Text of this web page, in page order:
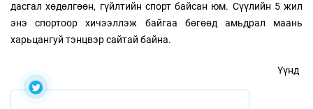
дасгал хөдөлгөөн, гүйлтийн спорт байсан юм. Сүүлийн 5 жил
энэ спортоор хичээллэж байгаа бөгөөд амьдрал маань
харьцангуй тэнцвэр сайтай байна.
Үүнд